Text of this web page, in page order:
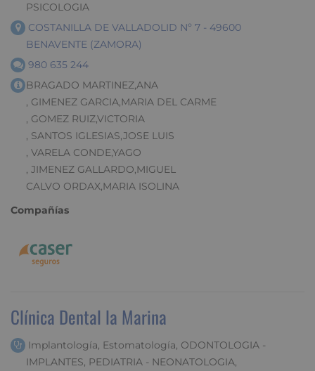
PSICOLOGIA
COSTANILLA DE VALLADOLID Nº 7 - 49600
BENAVENTE (ZAMORA)
980 635 244
BRAGADO MARTINEZ,ANA
, GIMENEZ GARCIA,MARIA DEL CARME
, GOMEZ RUIZ,VICTORIA
, SANTOS IGLESIAS,JOSE LUIS
, VARELA CONDE,YAGO
, JIMENEZ GALLARDO,MIGUEL
CALVO ORDAX,MARIA ISOLINA
Compañías
Clínica Dental la Marina
Implantología, Estomatología, ODONTOLOGIA -
IMPLANTES, PEDIATRIA - NEONATOLOGIA,